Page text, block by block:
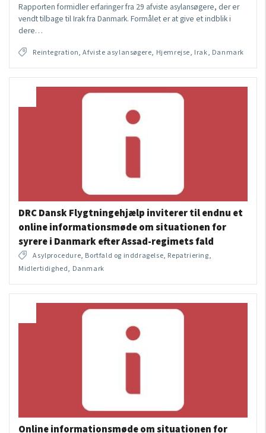
Rapporten formidler erfaringer fra 29 afviste asylansøgere, der er
vendt tilbage til Irak fra Danmark. Formålet er at give et indblik i
dere…
Reintegration, Afviste asylansøgere, Hjemrejse, Irak, Danmark
DRC Dansk Flygtningehjælp inviterer til endnu et
online informationsmøde om situationen for
syrere i Danmark efter Assad-regimets fald
Asylprocedure, Bortfald og inddragelse, Repatriering,
Midlertidighed, Danmark
Online informationsmøde om situationen for